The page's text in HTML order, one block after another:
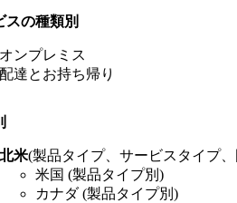
スの種類別
オンプレミス
配達とお持ち帰り
北米(製品タイプ、サービスタイプ
米国 (製品タイプ別)
カナダ (製品タイプ別)